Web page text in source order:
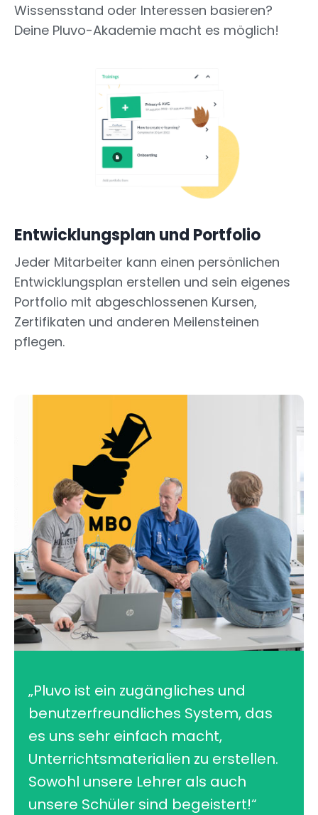
Wissensstand oder Interessen basieren?
Deine Pluvo-Akademie macht es möglich!
Entwicklungsplan und Portfolio
Jeder Mitarbeiter kann einen persönlichen
Entwicklungsplan erstellen und sein eigenes
Portfolio mit abgeschlossenen Kursen,
Zertifikaten und anderen Meilensteinen
pflegen.
„Pluvo ist ein zugängliches und
benutzerfreundliches System, das
es uns sehr einfach macht,
Unterrichtsmaterialien zu erstellen.
Sowohl unsere Lehrer als auch
unsere Schüler sind begeistert!“